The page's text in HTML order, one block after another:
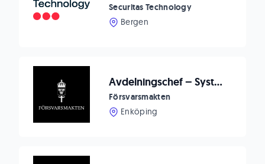
Securitas Technology
Bergen
Avdelningschef – Systemförvaltningsenheten, FMTIS
Försvarsmakten
Enköping